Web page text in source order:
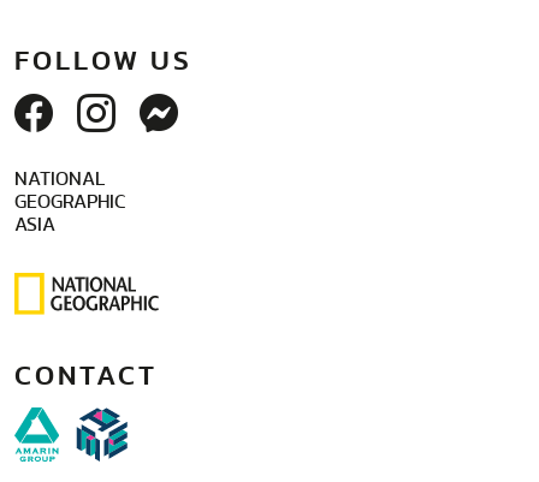
FOLLOW US
NATIONAL
GEOGRAPHIC
ASIA
CONTACT